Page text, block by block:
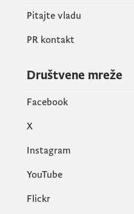
Pitajte vladu
PR kontakt
Društvene mreže
Facebook
X
Instagram
YouTube
Flickr